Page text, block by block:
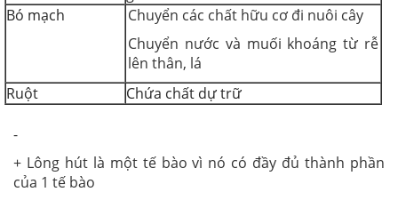
Bó mạch
Chuyển các chất hữu cơ đi nuôi cây
Chuyển nước và muối khoáng từ rễ
lên thân, lá
Ruột
Chứa chất dự trữ
-
+ Lông hút là một tế bào vì nó có đầy đủ thành phần
của 1 tế bào